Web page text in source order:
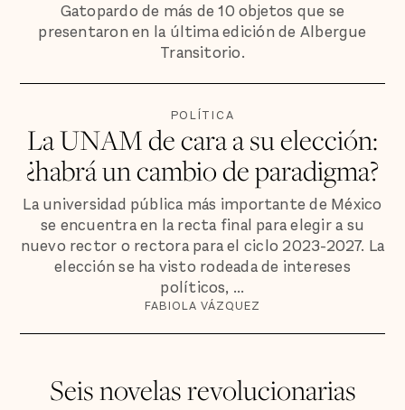
Gatopardo de más de 10 objetos que se
presentaron en la última edición de Albergue
Transitorio.
POLÍTICA
La UNAM de cara a su elección:
¿habrá un cambio de paradigma?
La universidad pública más importante de México
se encuentra en la recta final para elegir a su
nuevo rector o rectora para el ciclo 2023-2027. La
elección se ha visto rodeada de intereses
políticos, ...
FABIOLA VÁZQUEZ
Seis novelas revolucionarias